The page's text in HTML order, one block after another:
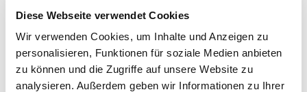
Diese Webseite verwendet Cookies
Wir verwenden Cookies, um Inhalte und Anzeigen zu
personalisieren, Funktionen für soziale Medien anbieten
zu können und die Zugriffe auf unsere Website zu
analysieren. Außerdem geben wir Informationen zu Ihrer